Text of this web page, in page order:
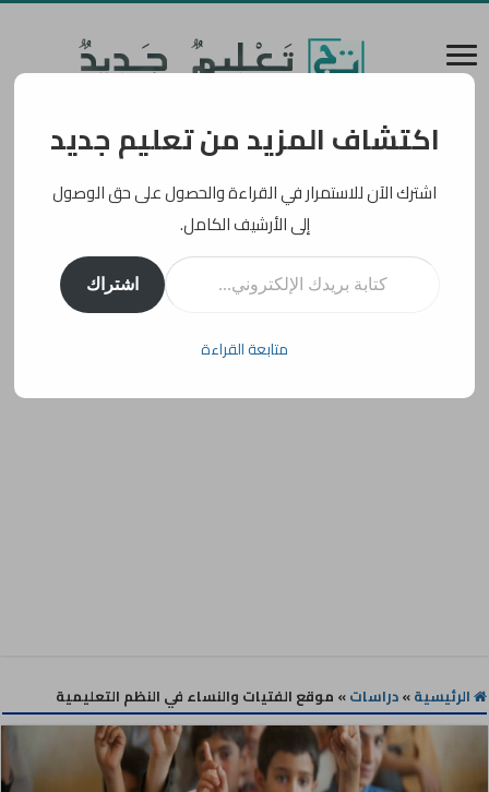
الرئيسية»دراسات» موقع الفتيات والنساء في النظم التعليمية
اكتشاف المزيد من تعليم جديد
اشترك الآن للاستمرار في القراءة والحصول على حق الوصول
إلى الأرشيف الكامل.
كتابة بريدك الإلكتروني...
اشتراك
متابعة القراءة